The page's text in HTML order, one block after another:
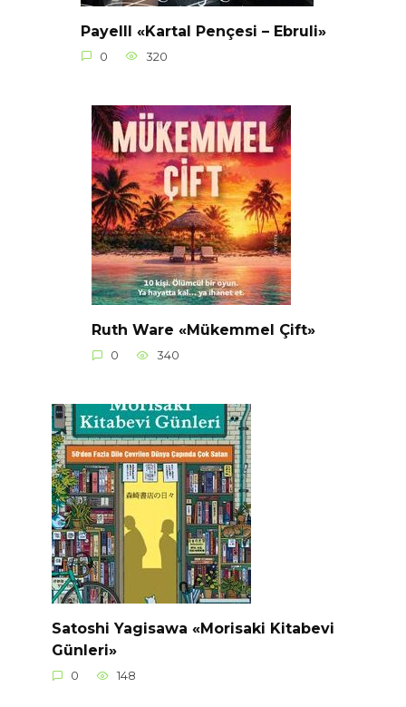
Payelll «Kartal Pençesi – Ebruli»
0 320
Ruth Ware «Mükemmel Çift»
0 340
Satoshi Yagisawa «Morisaki Kitabevi
Günleri»
0 148